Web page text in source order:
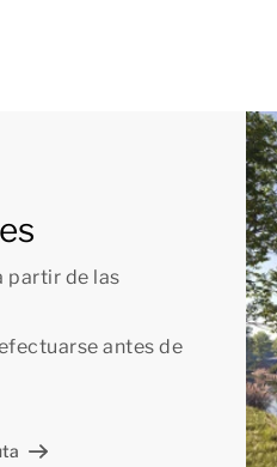
un dormitorio con dos
en esta planta hay un aseo
en dos
de estar, un cuarto de
plaza de aparcamiento
partir de las
antes de